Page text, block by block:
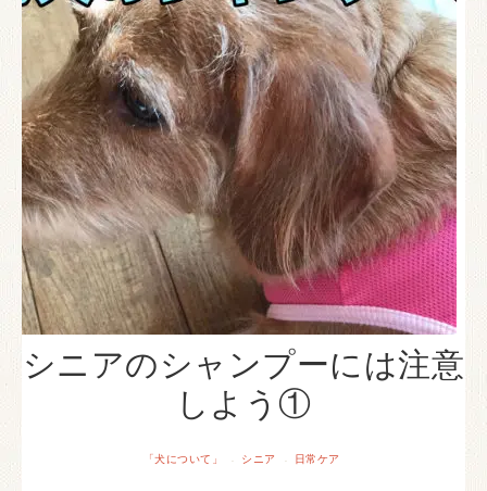
シニアのシャンプーには注意
しよう①
「犬について」 · シニア · 日常ケア